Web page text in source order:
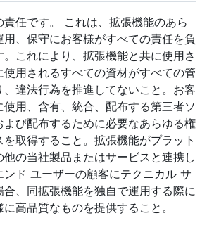
任です。 これは、拡張機能のあら
、保守にお客様がすべての責任を負
。これにより、拡張機能と共に使用さ
用されるすべての資材がすべての管
違法行為を推進してないこと。お客
用、含有、統合、配布する第三者ソ
よび配布するために必要なあらゆる権
取得すること。拡張機能がプラット
の当社製品またはサービスと連携し
ンド ユーザーの顧客にテクニカル サ
、同拡張機能を独自で運用する際に
高品質なものを提供すること。